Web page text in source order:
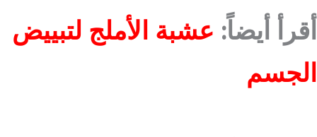
أقرأ أيضاً: عشبة الأملج لتبييض
الجسم